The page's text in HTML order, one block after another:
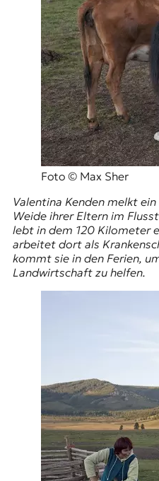
Foto © Max Sher
Valentina Kenden melkt
Weide ihrer Eltern im
lebt in dem 120 Kilometer
arbeitet dort als
kommt sie in den Ferien,
Landwirtschaft zu helfen.